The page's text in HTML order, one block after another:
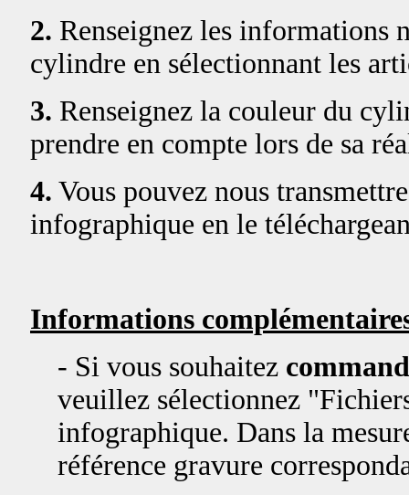
2. Renseignez les informations
cylindre en sélectionnant les
3. Renseignez la couleur du
prendre en compte lors de sa
4. Vous pouvez nous
infographique en le
Informations
- Si vous souhaitez
veuillez sélectionnez
infographique. Dans la
référence gravure